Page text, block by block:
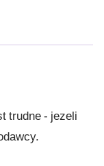
trudne - jezeli